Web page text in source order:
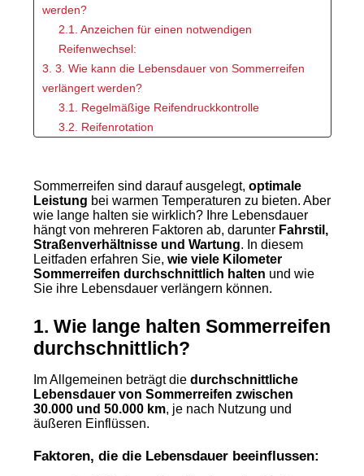
werden?
2.1. Anzeichen für einen notwendigen
Reifenwechsel:
3. 3. Wie kann die Lebensdauer von Sommerreifen
verlängert werden?
3.1. Regelmäßige Reifendruckkontrolle
3.2. Reifenrotation
3.5. Angepasster Fahrstil
4. Fazit
Sommerreifen sind darauf ausgelegt, optimale
Leistung bei warmen Temperaturen zu bieten. Aber
wie lange halten sie wirklich? Ihre Lebensdauer
hängt von mehreren Faktoren ab, darunter Fahrstil,
Straßenverhältnisse und Wartung. In diesem
Leitfaden erfahren Sie, wie viele Kilometer
Sommerreifen durchschnittlich halten und wie
Sie ihre Lebensdauer verlängern können.
1. Wie lange halten Sommerreifen
durchschnittlich?
Im Allgemeinen beträgt die durchschnittliche
Lebensdauer von Sommerreifen zwischen
30.000 und 50.000 km, je nach Nutzung und
äußeren Einflüssen.
Faktoren, die die Lebensdauer beeinflussen: